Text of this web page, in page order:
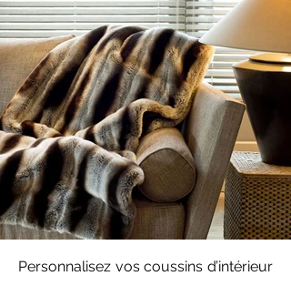
Personnalisez vos coussins d’intérieur